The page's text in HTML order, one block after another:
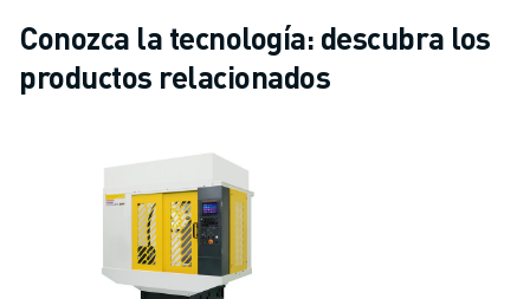
Conozca la tecnología: descubra los
productos relacionados